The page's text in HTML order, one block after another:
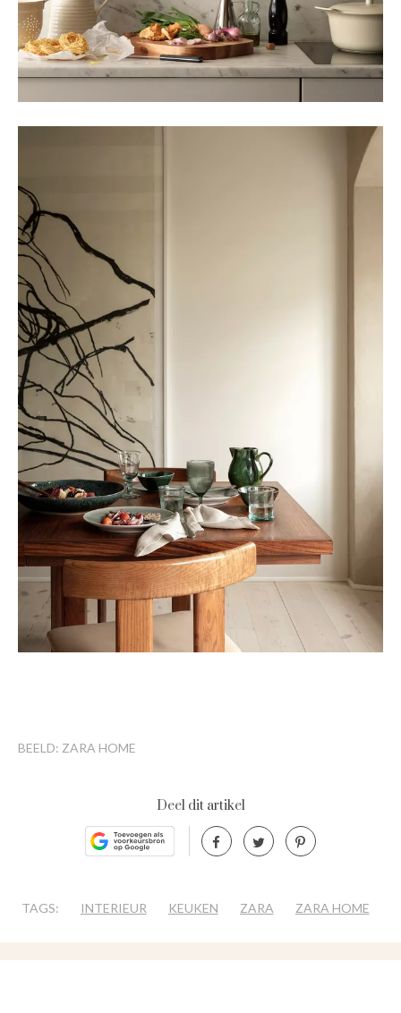
BEELD: ZARA HOME
Deel dit artikel
TAGS: INTERIEUR KEUKEN ZARA ZARA HOME